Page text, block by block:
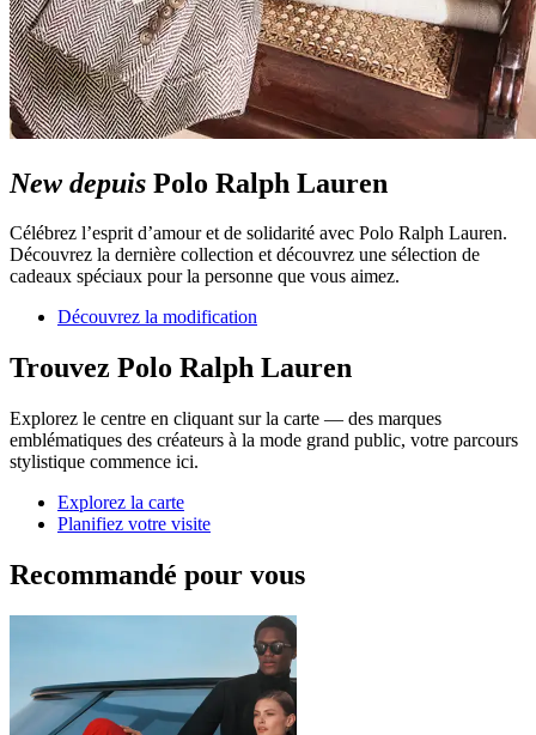
New depuis Polo Ralph Lauren
Célébrez l’esprit d’amour et de solidarité avec Polo Ralph Lauren.
Découvrez la dernière collection et découvrez une sélection de
cadeaux spéciaux pour la personne que vous aimez.
Découvrez la modification
Trouvez Polo Ralph Lauren
Explorez le centre en cliquant sur la carte — des marques
emblématiques des créateurs à la mode grand public, votre parcours
stylistique commence ici.
Explorez la carte
Planifiez votre visite
Recommandé pour vous